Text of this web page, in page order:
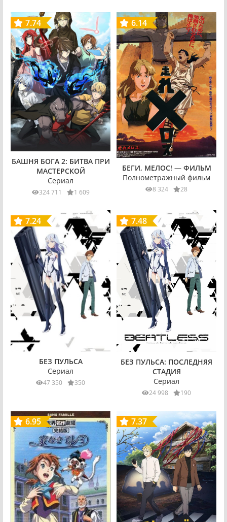
7.74
БАШНЯ БОГА 2: БИТВА ПРИ
МАСТЕРСКОЙ
Сериал
324 711 1 609
6.14
БЕГИ, МЕЛОС! — ФИЛЬМ
Полнометражный фильм
8 324 28
7.24
БЕЗ ПУЛЬСА
Сериал
47 350 350
7.48
БЕЗ ПУЛЬСА: ПОСЛЕДНЯЯ
СТАДИЯ
Сериал
24 998 190
6.95 7.37